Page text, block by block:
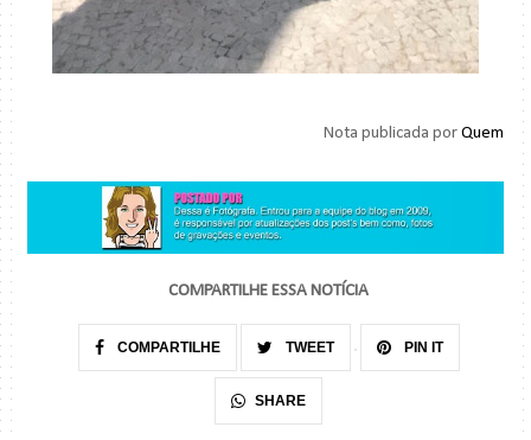
Nota publicada por Quem
COMPARTILHE ESSA NOTÍCIA
COMPARTILHE TWEET PIN IT
SHARE